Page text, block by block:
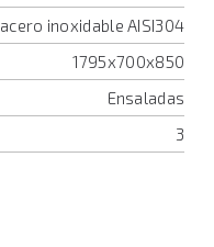
acero inoxidable AISI304
1795x700x850
Ensaladas
3